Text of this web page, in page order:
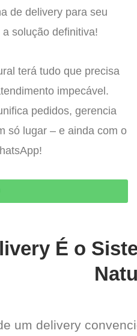
de delivery para seu
solução definitiva!
terá tudo que precisa
impecável.
pedidos, gerencia
só lugar – e ainda com o
É o
um delivery